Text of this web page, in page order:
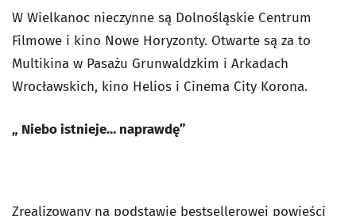
W Wielkanoc nieczynne są Dolnośląskie Centrum
Filmowe i kino Nowe Horyzonty. Otwarte są za to
Multikina w Pasażu Grunwaldzkim i Arkadach
Wrocławskich, kino Helios i Cinema City Korona.
„ Niebo istnieje… naprawdę”
Zrealizowany na podstawie bestsellerowej powieści